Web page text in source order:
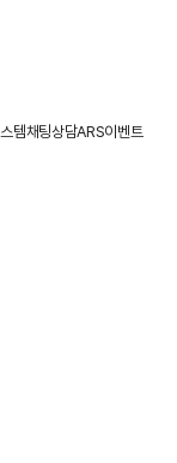
템채팅상담ARS이벤트